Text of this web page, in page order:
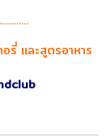
อรี่ และสูตรอาหาร